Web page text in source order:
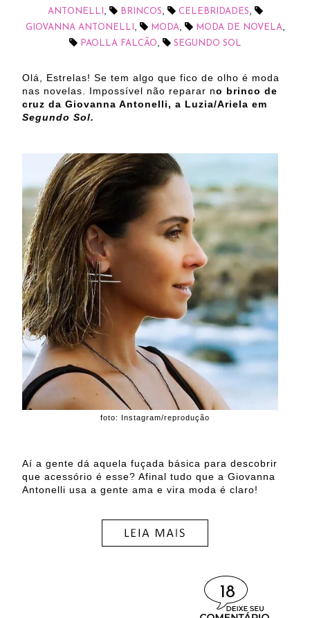
ANTONELLI
BRINCOS CELEBRIDADES
GIOVANNA ANTONELLI MODA MODA DE NOVELA
PAOLLA FALCÃO SEGUNDO SOL
Olá, Estrelas! Se tem algo que fico de olho é moda
nas novelas. Impossível não reparar no brinco de
cruz da Giovanna Antonelli, a Luzia/Ariela em
Segundo Sol.
foto: Instagram/reprodução
Aí a gente dá aquela fuçada básica para descobrir
que acessório é esse? Afinal tudo que a Giovanna
Antonelli usa a gente ama e vira moda é claro!
18